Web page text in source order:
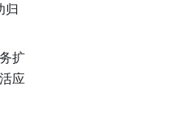
归
扩
应